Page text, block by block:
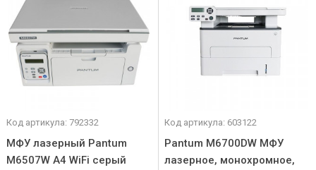
Код артикула: 792332
МФУ лазерный Pantum
M6507W A4 WiFi серый
Код артикула: 603122
Pantum M6700DW МФУ
лазерное, монохромное,